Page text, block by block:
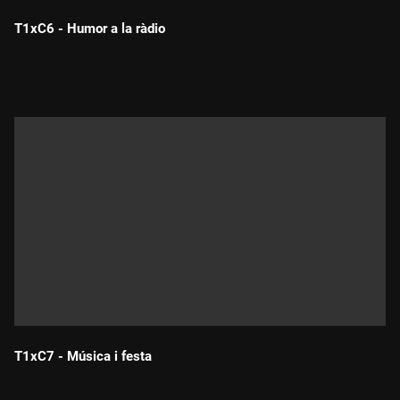
T1xC6 - Humor a la ràdio
T1xC7 - Música i festa